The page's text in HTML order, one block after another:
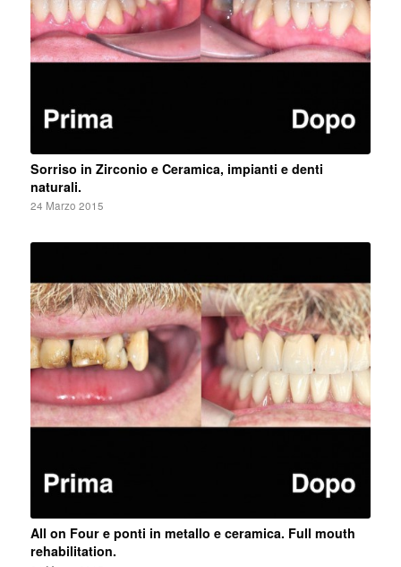
Sorriso in Zirconio e Ceramica, impianti e denti
naturali.
24 Marzo 2015
All on Four e ponti in metallo e ceramica. Full mouth
rehabilitation.